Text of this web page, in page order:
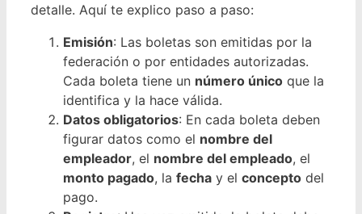
detalle. Aquí te explico paso a paso:
Emisión: Las boletas son emitidas por la
federación o por entidades autorizadas.
Cada boleta tiene un número único que la
identifica y la hace válida.
Datos obligatorios: En cada boleta deben
figurar datos como el nombre del
empleador, el nombre del empleado, el
monto pagado, la fecha y el concepto del
pago.